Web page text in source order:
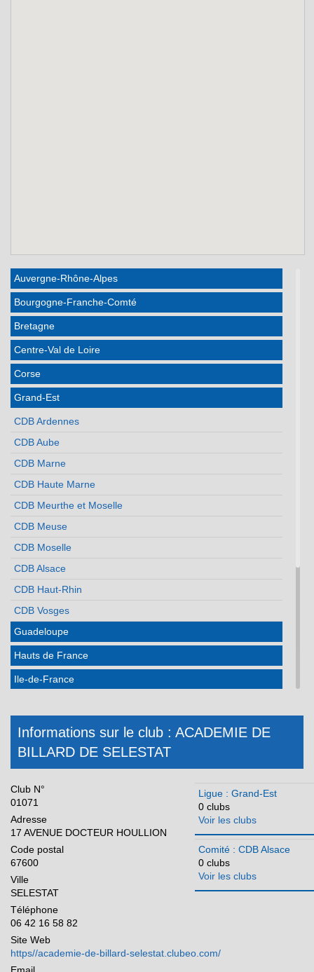
Auvergne-Rhône-Alpes
Bourgogne-Franche-Comté
Bretagne
Centre-Val de Loire
Corse
Grand-Est
CDB Ardennes
CDB Aube
CDB Marne
CDB Haute Marne
CDB Meurthe et Moselle
CDB Meuse
CDB Moselle
CDB Alsace
CDB Haut-Rhin
CDB Vosges
Guadeloupe
Hauts de France
Ile-de-France
Méditerranée
Normandie
Occitanie
Pays de la Loire
Réunion
Informations sur le club : ACADEMIE DE
BILLARD DE SELESTAT
Club N°
01071
Adresse
17 AVENUE DOCTEUR HOULLION
Code postal
67600
Ville
SELESTAT
Téléphone
06 42 16 58 82
Site Web
https//academie-de-billard-selestat.clubeo.com/
Ligue : Grand-Est
0 clubs
Voir les clubs
Comité : CDB Alsace
0 clubs
Voir les clubs